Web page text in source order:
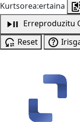
Kurtsorea:ertaina
Erreproduzitu
Reset